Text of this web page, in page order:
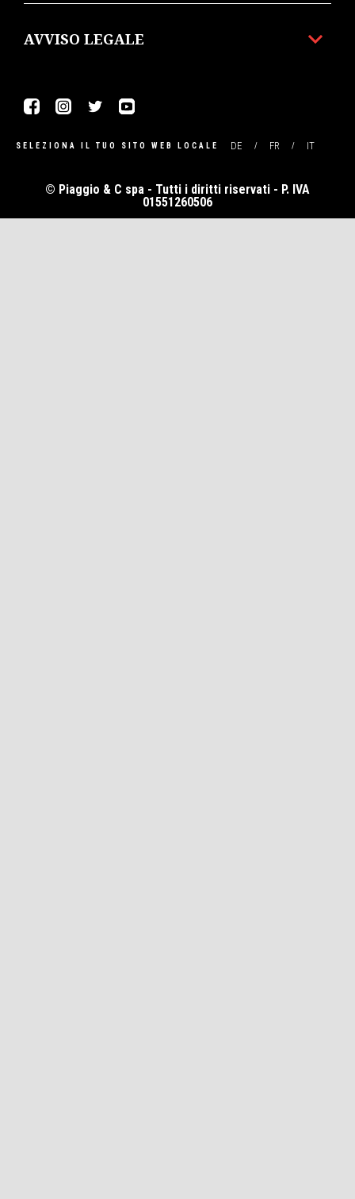
AVVISO LEGALE
FacebookInstagram
Twitter
SELEZIONA IL TUO SITO WEB LOCALE DE FR IT
© Piaggio & C spa - Tutti i diritti riservati - P. IVA
01551260506